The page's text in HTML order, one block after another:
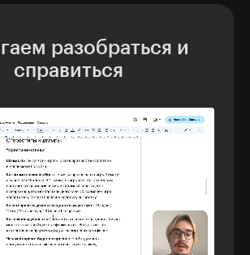
разобраться и
справиться